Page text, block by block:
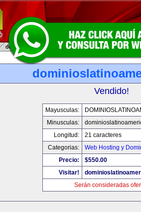
Vendido!
Mayusculas:
Minusculas:
Longitud:
21 caracteres
Categorias:
Web Hosting y
Precio:
$550.00
Visitar!
Serán consideradas